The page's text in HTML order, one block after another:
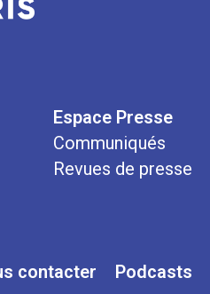
Espace Presse
Communiqués
Revues de presse
contacter Podcasts